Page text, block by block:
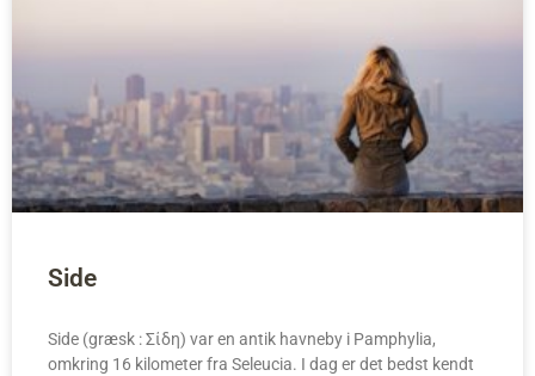
Side
Side (græsk : Σίδη) var en antik havneby i Pamphylia,
omkring 16 kilometer fra Seleucia. I dag er det bedst kendt